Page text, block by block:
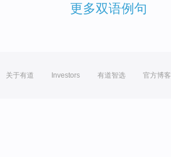
更多双语例句
关于有道 Investors 有道智选 官方博客